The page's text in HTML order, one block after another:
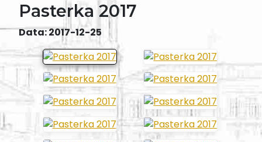
Pasterka 2017
Data: 2017-12-25